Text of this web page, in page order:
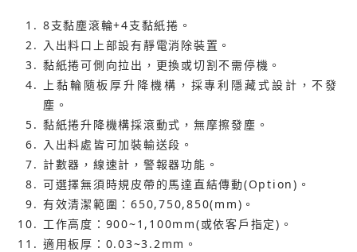
8支黏塵滾輪+4支黏紙捲。
入出料口上部設有靜電消除裝置。
黏紙捲可側向拉出，更換或切割不需停機。
上黏輪隨板厚升降機構，採專利隱藏式設計，不發
塵。
黏紙捲升降機構採滾動式，無摩擦發塵。
入出料處皆可加裝輸送段。
計數器，線速計，警報器功能。
可選擇無須時規皮帶的馬達直結傳動(Option)。
有效清潔範圍：650,750,850(mm)。
工作高度：900~1,100mm(或依客戶指定)。
適用板厚：0.03~3.2mm。